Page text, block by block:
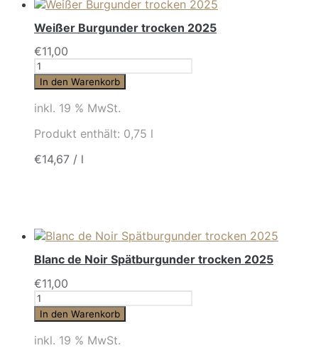
Weißer Burgunder trocken 2025
€11,00
Anzahl
In den Warenkorb
inkl. 19 % MwSt.
Produkt enthält: 0,75 l
€14,67 / l
Blanc de Noir Spätburgunder trocken 2025
€11,00
Anzahl
In den Warenkorb
inkl. 19 % MwSt.